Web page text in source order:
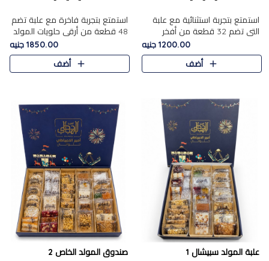
استمتع بتجربة استثنائية مع علبة
التي تضم 32 قطعة من أفخر
حلويات المولد الشرقية، في تشكيلة
تجمع بين الأصالة والاختيارات
الفاخرة. تحتوي العلبة..
1200.00 جنيه
أضف
استمتع بتجربة فاخرة مع علبة تضم
48 قطعة من أرقى حلويات المولد
الشرقية، في تشكيلة تجمع بين
الأصناف التقليدية الفاخرة والاختيارات
1850.00 جنيه
أضف
علبة المولد سبيشال 1 صندوق المولد الخاص 2